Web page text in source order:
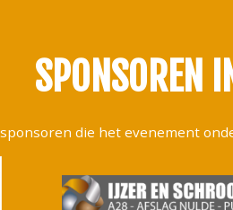
SPONSOREN
die het evenement